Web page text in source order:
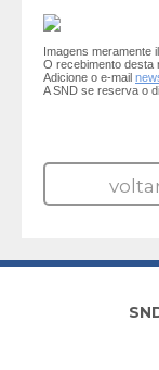
Imagens meramente
O recebimento desta
Adicione o e-mail
A SND se reserva o